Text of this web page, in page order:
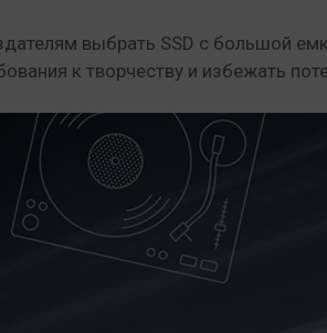
выбрать SSD с большой
к творчеству и избежать